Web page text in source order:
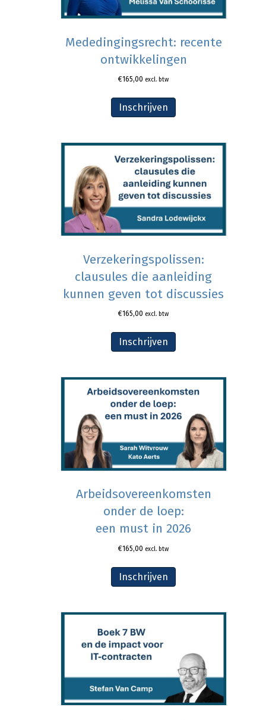
Mededingingsrecht: recente
ontwikkelingen
€165,00 excl. btw
Inschrijven
Verzekeringspolissen:
clausules die aanleiding
kunnen geven tot discussies
€165,00 excl. btw
Inschrijven
Arbeidsovereenkomsten
onder de loep:
een must in 2026
€165,00 excl. btw
Inschrijven